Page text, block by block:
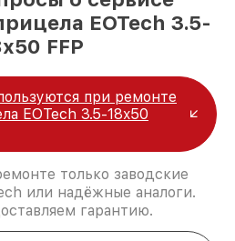
EOTech 3.5-
FFP
при ремонте
EOTech 3.5-18x50
только заводские
или надёжные аналоги.
гарантию.